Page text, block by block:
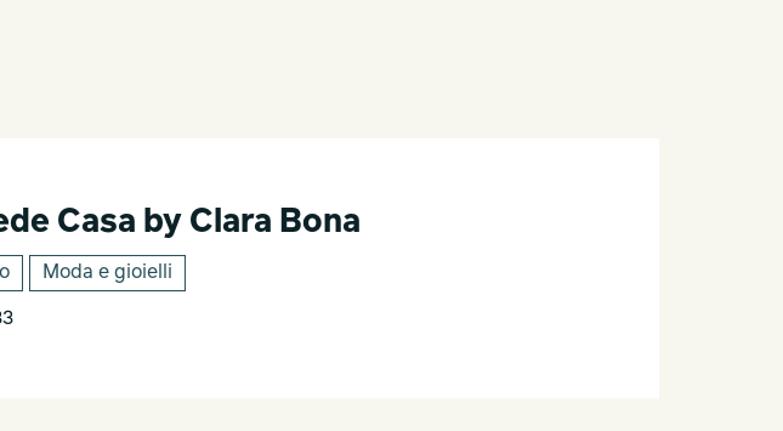
Casa by Clara Bona
Moda e gioielli